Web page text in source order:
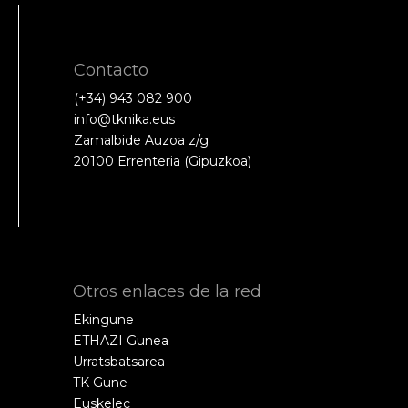
Contacto
(+34) 943 082 900
info@tknika.eus
Zamalbide Auzoa z/g
20100 Errenteria (Gipuzkoa)
Otros enlaces de la red
Ekingune
ETHAZI Gunea
Urratsbatsarea
TK Gune
Euskelec